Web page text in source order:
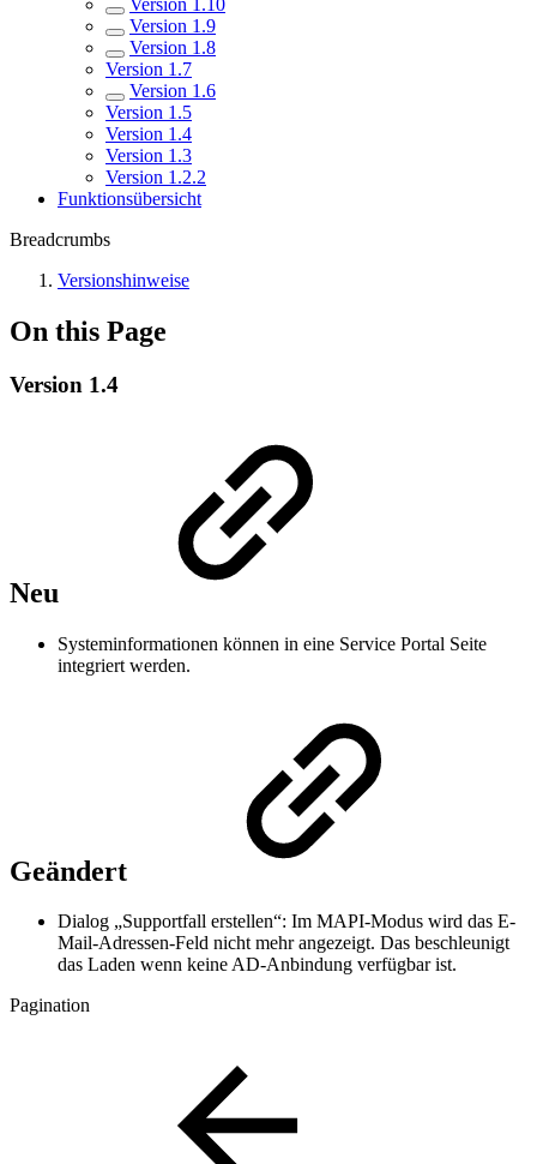
Version 1.10
Version 1.9
Version 1.8
Version 1.7
Version 1.6
Version 1.5
Version 1.4
Version 1.3
Version 1.2.2
Funktionsübersicht
Breadcrumbs
Versionshinweise
On this Page
Version 1.4
Neu
Systeminformationen können in eine Service Portal Seite
integriert werden.
Geändert
Dialog „Supportfall erstellen“: Im MAPI-Modus wird das E-
Mail-Adressen-Feld nicht mehr angezeigt. Das beschleunigt
das Laden wenn keine AD-Anbindung verfügbar ist.
Pagination